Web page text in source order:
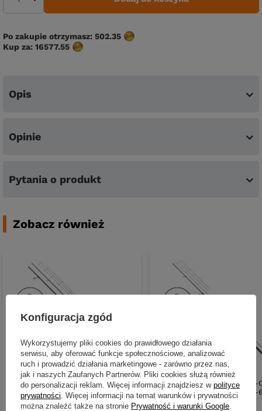
Po zakupie otrzymasz: 502.35
Kup za: 16577.55
Opis
Opinie
Pytania o produkt
Zobacz również
Wędka Robinson Stinger X-Cross
Feeder 360cm | 60-160g
Wędka Robinson Stinger X-
Method Feeder 300cm | 15-
Konfiguracja zgód
Wykorzystujemy pliki cookies do prawidłowego działania
serwisu, aby oferować funkcje społecznościowe, analizować
ruch i prowadzić działania marketingowe - zarówno przez nas,
jak i naszych Zaufanych Partnerów. Pliki cookies służą również
do personalizacji reklam. Więcej informacji znajdziesz w polityce
prywatności . Więcej informacji na temat warunków i prywatności
można znaleźć także na stronie Prywatność i warunki Google